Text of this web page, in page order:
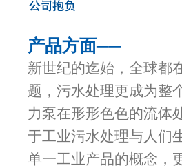
产品方面──
新世纪的迄始，全球都
题，污水处理更成为整
力泵在形形色色的流体
于工业污水处理与人们
单一工业产品的概念，